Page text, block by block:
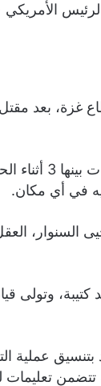
غزة، بعد
وقبل محاولة
في أي مكان.
وتولى
تشرين الأول 2023، كُلِّف
تعليمات